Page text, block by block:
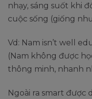
nhạy, sáng suốt khi
cuộc sống (giống
Vd: Nam isn’t well
(Nam không được
thông minh, nhanh
Ngoài ra smart được